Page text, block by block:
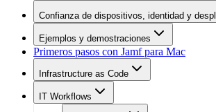
Confianza de dispositivos, identidad y
Ejemplos y demostraciones
Primeros pasos con Jamf para Mac
Infrastructure as Code
IT Workflows